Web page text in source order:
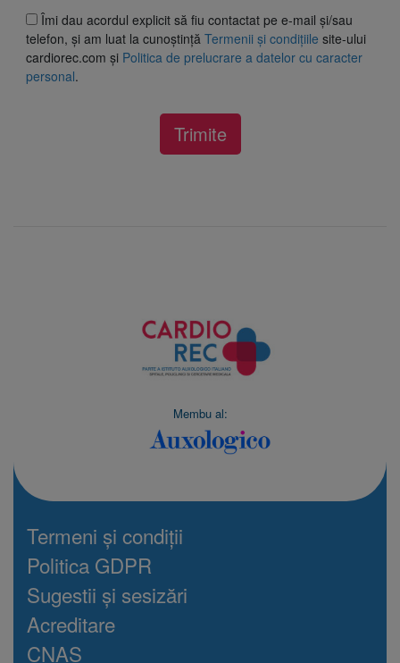
Îmi dau acordul explicit să fiu contactat pe e-mail și/sau
telefon, și am luat la cunoștință Termenii și condițiile site-ului
cardiorec.com și Politica de prelucrare a datelor cu caracter
personal.
Membu al:
Termeni și condiții
Politica GDPR
Sugestii și sesizări
Acreditare
CNAS